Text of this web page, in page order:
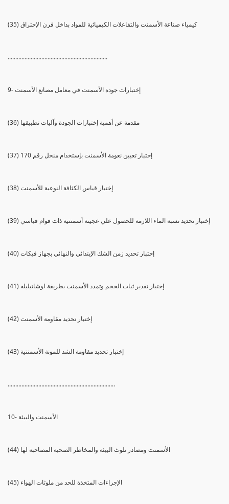
(35) كيمياء صناعة الأسمنت والتفاعلات الكيميائية للمواد بداخل فرن الإحتراق
.................................................................
9- إختبارات جودة الأسمنت في معامل مصانع الأسمنت
(36) مقدمة عن أهمية إختبارات الجودة وآليات تطبيقها
(37) إختبار تعيين نعومة الأسمنت بإستخدام منخل رقم 170
(38) إختبار قياس الكثافة النوعية للأسمنت
(39) إختبار تحديد نسبة الماء اللازمة للحصول علي عجينة أسمنتية ذات قوام قياسي
(40) إختبار تحديد زمن الشك الإبتدائي والنهائي بجهاز فيكات
(41) إختبار تقدير ثبات الحجم وتمدد الأسمنت بطريقة لوشاتيليله
(42) إختبار تحديد مقاومة الأسمنت
(43) إختبار تحديد مقاومة الشد للمونة الأسمنتية
......................................................................
10- الأسمنت والبيئة
(44) الأسمنت ومصادر تلوث البيئة والمخاطر الصحية المصاحبة لها
(45) الإجراءات المتخذة للحد من ملوثات الهواء